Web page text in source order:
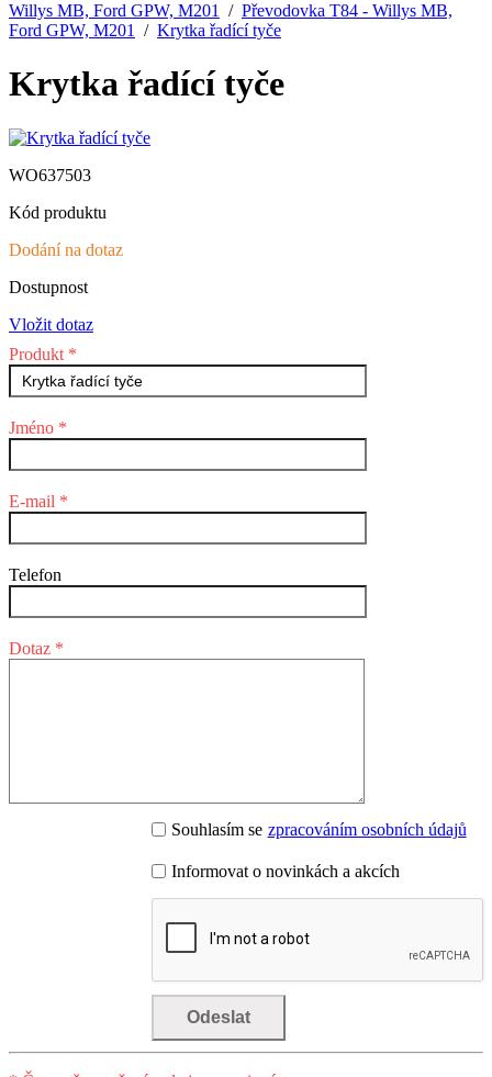
Willys MB, Ford GPW, M201 / Převodovka T84 - Willys MB,
Ford GPW, M201
/ Krytka řadící tyče
Krytka řadící tyče
WO637503
Kód produktu
Dodání na dotaz
Dostupnost
Vložit dotaz
Produkt *
Jméno *
E-mail *
Telefon
Dotaz *
Souhlasím se zpracováním osobních údajů
Informovat o novinkách a akcích